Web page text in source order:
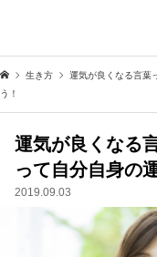
生き方
運気が良くなる言葉
う！
運気が良くなる
って自分自身の
2019.09.03